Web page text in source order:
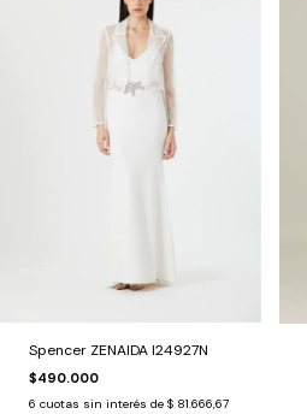
Spencer ZENAIDA I24927N
$490.000
6 cuotas sin interés de $ 81.666,67